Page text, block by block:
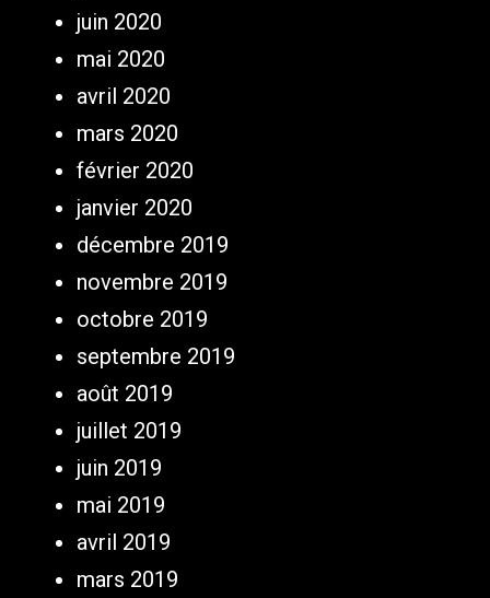
juin 2020
mai 2020
avril 2020
mars 2020
février 2020
janvier 2020
décembre 2019
novembre 2019
octobre 2019
septembre 2019
août 2019
juillet 2019
juin 2019
mai 2019
avril 2019
mars 2019